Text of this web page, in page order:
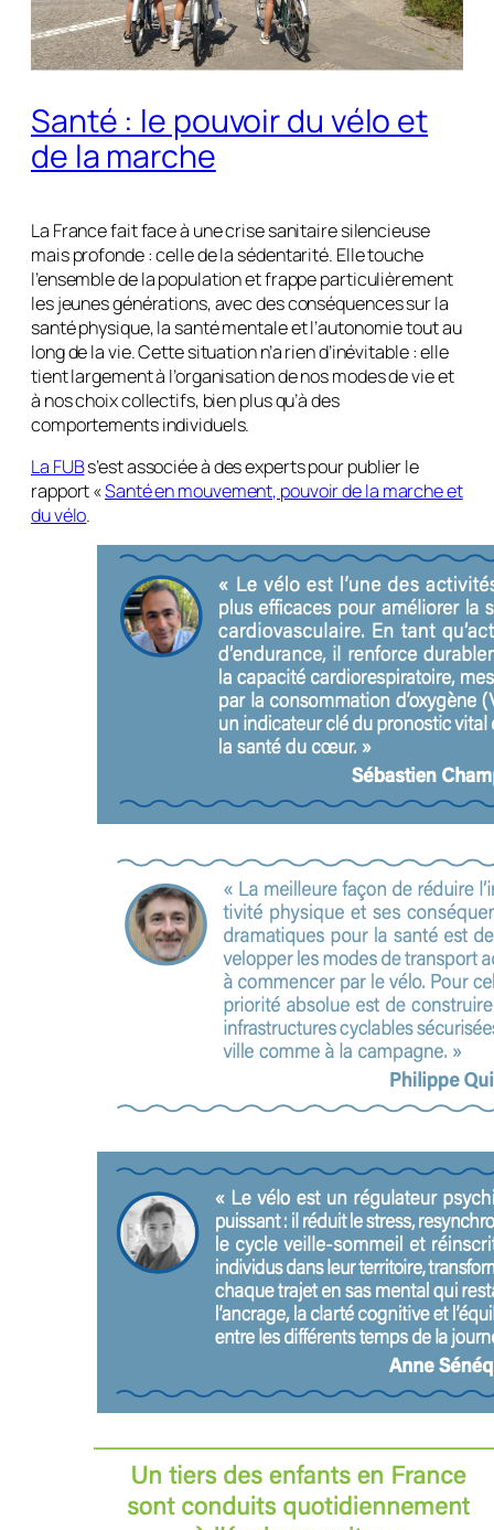
Santé : le pouvoir du vélo et
de la marche
La France fait face à une crise sanitaire silencieuse
mais profonde : celle de la sédentarité. Elle touche
l’ensemble de la population et frappe particulièrement
les jeunes générations, avec des conséquences sur la
santé physique, la santé mentale et l’autonomie tout au
long de la vie. Cette situation n’a rien d’inévitable : elle
tient largement à l’organisation de nos modes de vie et
à nos choix collectifs, bien plus qu’à des
comportements individuels.
La FUBs’est associée à des experts pour publier le
rapport «Santé en mouvement, pouvoir de la marche et
du vélo.